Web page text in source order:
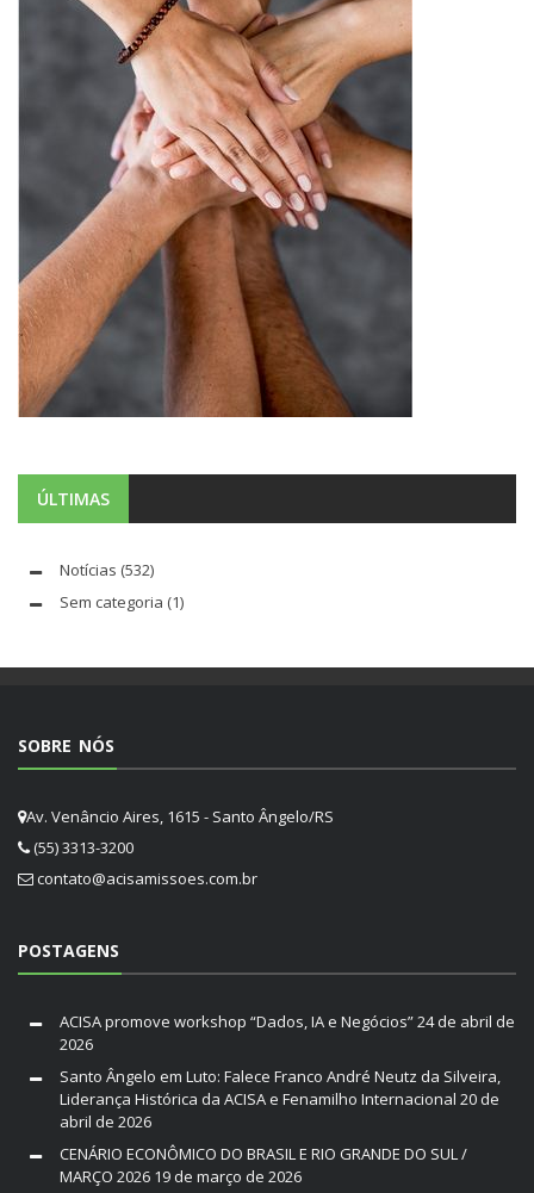
ÚLTIMAS
Notícias (532)
Sem categoria (1)
SOBRE NÓS
Av. Venâncio Aires, 1615 - Santo Ângelo/RS
(55) 3313-3200
contato@acisamissoes.com.br
POSTAGENS
ACISA promove workshop “Dados, IA e Negócios”24 de abril de
2026
Santo Ângelo em Luto: Falece Franco André Neutz da Silveira,
Liderança Histórica da ACISA e Fenamilho Internacional 20 de
abril de 2026
CENÁRIO ECONÔMICO DO BRASIL E RIO GRANDE DO SUL /
MARÇO 2026 19 de março de 2026